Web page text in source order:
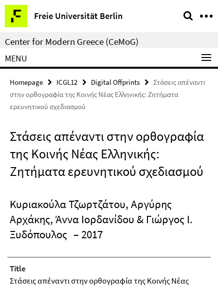
Springe
direkt
zu
Inhalt
Freie Universität Berlin
Service
Navigation
Center for Modern Greece (CeMoG)
MENU
Homepage ICGL12 Digital Offprints
Στάσεις απέναντι
στην ορθογραφία της Κοινής Νέας Ελληνικής: Ζητήματα
ερευνητικού σχεδιασμού
Στάσεις απέναντι στην ορθογραφία
της Κοινής Νέας Ελληνικής:
Ζητήματα ερευνητικού σχεδιασμού
Kυριακούλα Τζωρτζάτου, Aργύρης
Αρχάκης, Άννα Ιορδανίδου & Γιώργος Ι.
Ξυδόπουλος – 2017
Title
Στάσεις απέναντι στην ορθογραφία της Κοινής Νέας